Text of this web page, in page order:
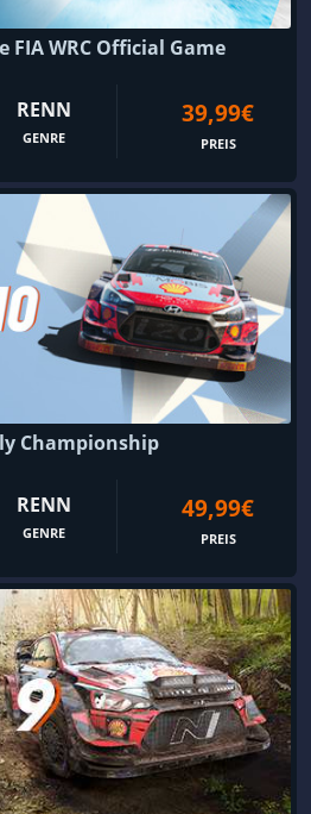
FIA WRC Official Game
RENN
GENRE
39,99€
PREIS
Championship
RENN
GENRE
49,99€
PREIS